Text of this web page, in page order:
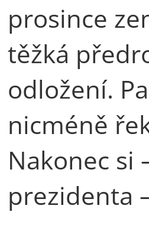
prosince
těžká
odložení.
nicméně
Nakonec si
prezidenta